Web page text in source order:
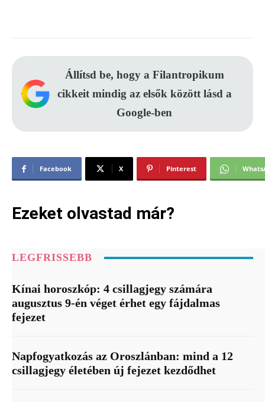
Állítsd be, hogy a Filantropikum
cikkeit mindig az elsők között lásd a
Google-ben
Facebook X Pinterest
Ezeket olvastad már?
LEGFRISSEBB
Kínai horoszkóp: 4 csillagjegy számára
augusztus 9-én véget érhet egy fájdalmas
fejezet
Napfogyatkozás az Oroszlánban: mind a 12
csillagjegy életében új fejezet kezdődhet